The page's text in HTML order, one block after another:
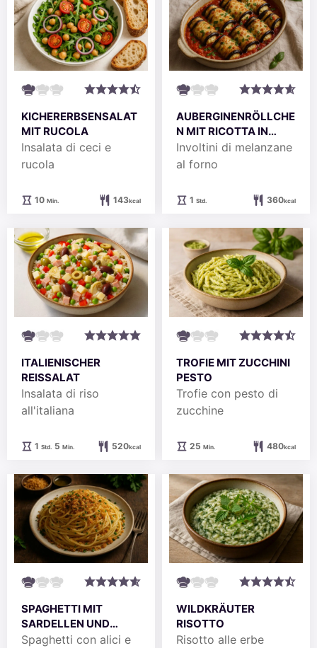
KICHERERBSENSALAT
MIT RUCOLA
Insalata di ceci e
rucola
10Minuten
Min. 143kcal
AUBERGINENRÖLLCHE
N MIT RICOTTA IN
TOMATENSOSSE
Involtini di melanzane
al forno
1Stunde
Std. 360kcal
ITALIENISCHER
REISSALAT
Insalata di riso
all'italiana
1Stunde
Std. 5Minuten
Min. 520kcal
TROFIE MIT ZUCCHINI
PESTO
Trofie con pesto di
zucchine
25Minuten
Min. 480kcal
SPAGHETTI MIT
SARDELLEN UND
SEMMELBRÖSELN
Spaghetti con alici e
WILDKRÄUTER
RISOTTO
Risotto alle erbe